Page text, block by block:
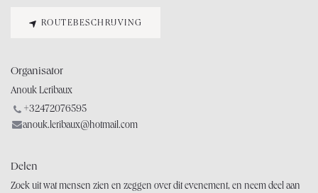
ROUTEBESCHRIJVING
Organisator
Anouk Leribaux
+32472076595
anouk.leribaux@hotmail.com
Delen
Zoek uit wat mensen zien en zeggen over dit evenement, en neem deel aan